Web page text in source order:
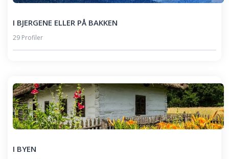
I BJERGENE ELLER PÅ BAKKEN
29 Profiler
I BYEN